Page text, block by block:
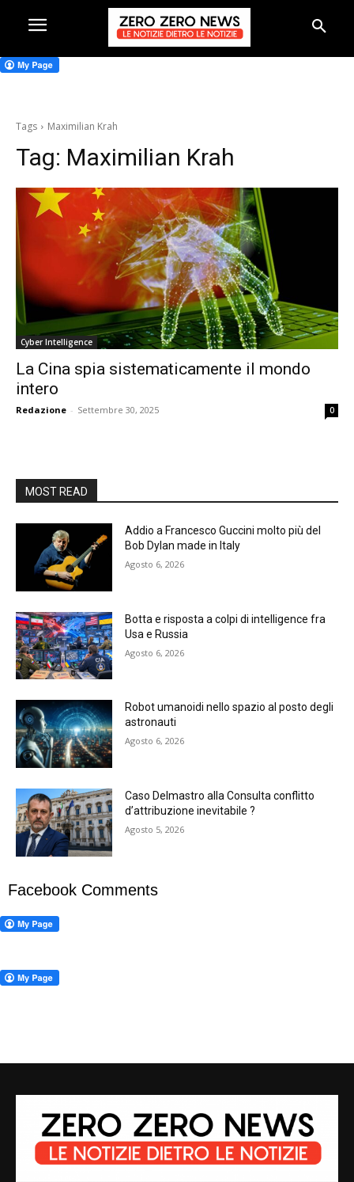
Tags Maximilian Krah
Tag: Maximilian Krah
Cyber Intelligence
La Cina spia sistematicamente il mondo
intero
Redazione - Settembre 30, 2025 0
MOST READ
Addio a Francesco Guccini molto più del
Bob Dylan made in Italy
Agosto 6, 2026
Botta e risposta a colpi di intelligence fra
Usa e Russia
Agosto 6, 2026
Robot umanoidi nello spazio al posto degli
astronauti
Agosto 6, 2026
Caso Delmastro alla Consulta conflitto
d’attribuzione inevitabile ?
Agosto 5, 2026
Facebook Comments